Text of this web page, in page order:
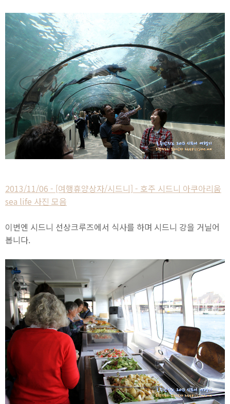
2013/11/06 - [여행휴양상자/시드니] - 호주 시드니 아쿠아리움
sea life 사진 모음
이번엔 시드니 선상크루즈에서 식사를 하며 시드니 강을 거닐어
봅니다.